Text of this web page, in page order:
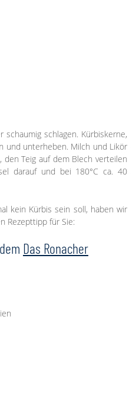
schlagen. Kürbiskerne,
und unterheben. Milch und Likör
Teig auf dem Blech verteilen
darauf und bei 180°C ca. 40
kein Kürbis sein soll, haben wir
Rezepttipp für Sie:
Das Ronacher